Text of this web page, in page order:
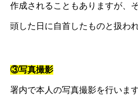
作成されることもありますが、
頭した日に自首したものと扱われ
③写真撮影
署内で本人の写真撮影を行いま